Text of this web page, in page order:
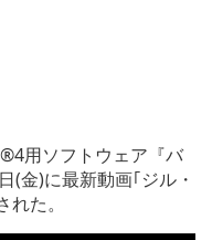
用ソフトウェア『バ
(金)に最新動画｢ジル・
た。